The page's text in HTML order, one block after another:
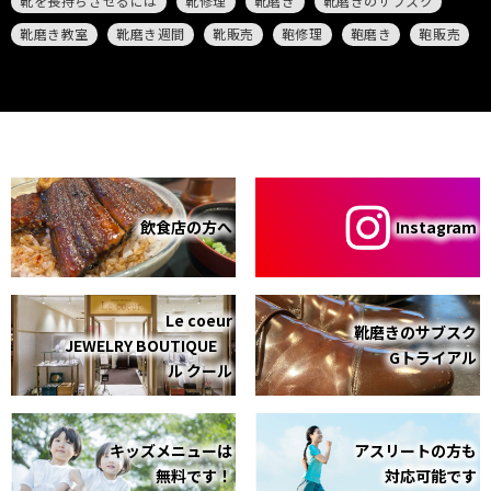
靴磨き教室
靴磨き週間 靴販売 鞄修理 鞄磨き 鞄販売
飲食店の方へ Instagram
Le coeur
JEWELRY BOUTIQUE
ル クール
靴磨きのサブスク
Gトライアル
キッズメニューは
無料です！
アスリートの方も
対応可能です